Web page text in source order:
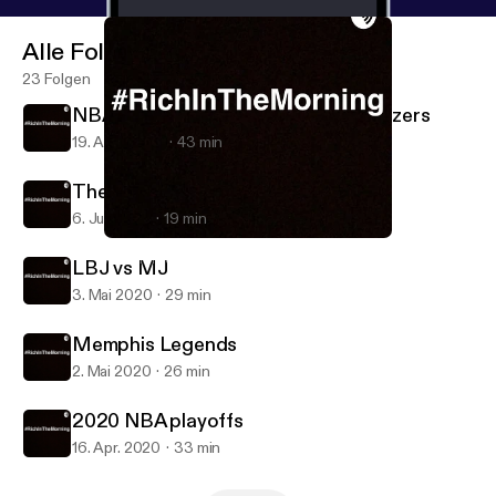
#RichInTheMorning
Alle Folgen
23 Folgen
NBA PLAYOFFS 2020 Lakers vs Blazers
19. Aug. 2020 43 min
The NBA Returns
6. Juli 2020 19 min
LBJ vs MJ
3. Mai 2020 29 min
Memphis Legends
2. Mai 2020 26 min
2020 NBA playoffs
16. Apr. 2020 33 min